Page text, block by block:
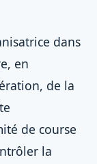
dans
en
de la
de course
la